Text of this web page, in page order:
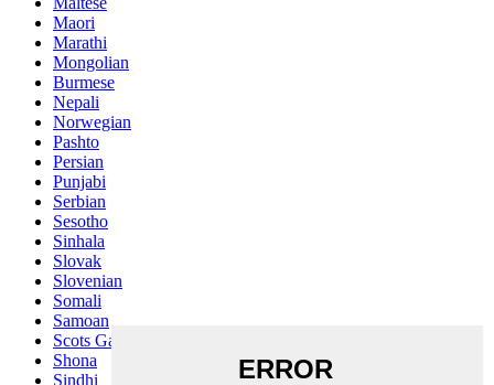
Maori
Marathi
Mongolian
Burmese
Nepali
Norwegian
Pashto
Persian
Punjabi
Serbian
Sesotho
Sinhala
Slovak
Slovenian
Somali
Samoan
Scots Gaelic
Shona
Sindhi